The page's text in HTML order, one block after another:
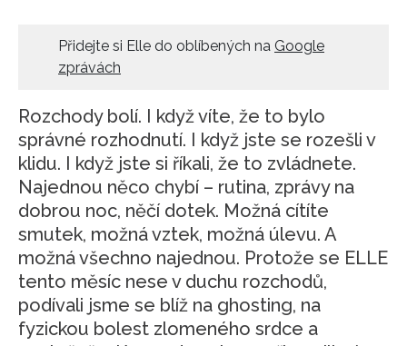
Přidejte si Elle do oblíbených na Google
zprávách
Rozchody bolí. I když víte, že to bylo
správné rozhodnutí. I když jste se rozešli v
klidu. I když jste si říkali, že to zvládnete.
Najednou něco chybí – rutina, zprávy na
dobrou noc, něčí dotek. Možná cítíte
smutek, možná vztek, možná úlevu. A
možná všechno najednou. Protože se ELLE
tento měsíc nese v duchu rozchodů,
podívali jsme se blíž na ghosting, na
fyzickou bolest zlomeného srdce a